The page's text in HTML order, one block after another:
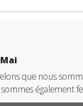
que nous
également